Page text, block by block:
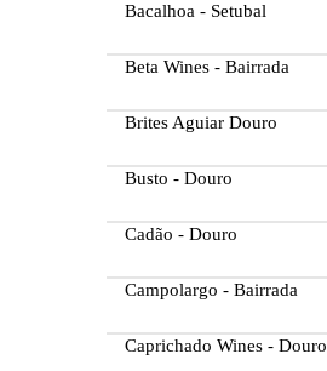
Bacalhoa - Setubal
Beta Wines - Bairrada
Brites Aguiar Douro
Busto - Douro
Cadão - Douro
Campolargo - Bairrada
Caprichado Wines - Douro